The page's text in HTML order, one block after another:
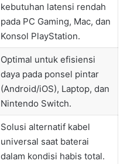
kebutuhan latensi rendah
pada PC Gaming, Mac, dan
Konsol PlayStation.
Optimal untuk efisiensi
daya pada ponsel pintar
(Android/iOS), Laptop, dan
Nintendo Switch.
Solusi alternatif kabel
universal saat baterai
dalam kondisi habis total.